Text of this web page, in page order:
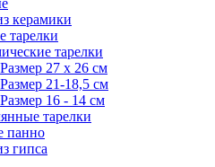
керамики
тарелки
тарелки
Размер 27 х 26 см
Размер 21-18,5 см
Размер 16 - 14 см
тарелки
панно
гипса